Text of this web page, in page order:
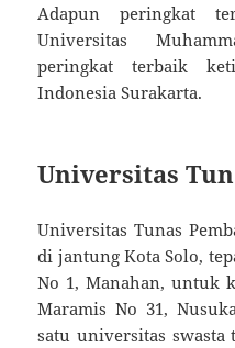
Adapun peringkat
Universitas
peringkat terbaik
Indonesia Surakarta.
Universitas
Universitas Tunas
di jantung Kota Solo,
No 1, Manahan, untuk
Maramis No 31,
satu universitas